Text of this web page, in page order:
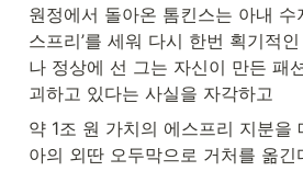
원정에서 돌아온 톰킨스는 아내 수
스프리’를 세워 다시 한번 획기적
나 정상에 선 그는 자신이 만든 패
괴하고 있다는 사실을 자각하고
약 1조 원 가치의 에스프리 지분을
아의 외딴 오두막으로 거처를 옮긴